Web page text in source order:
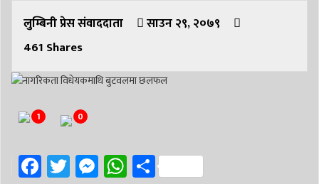
# रुपन्देही # रुपन्देही २ # नेकपा # रुपन्देही १ # चुन्न पौडेल
# सिद्धबाबा # बुटवल उपमहानगरपालिका
# प्रतिनिधि सभा
लुम्बिनी प्रेस संवाददाता
साउन २९, २०७९
461 Shares
1 0
Facebook
Twitter
Messenger
WhatsApp
Share